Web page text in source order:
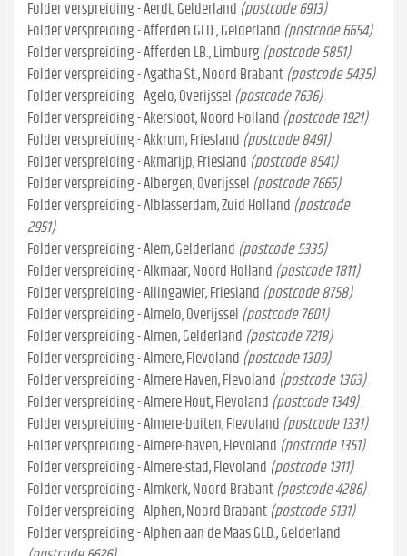
Folder verspreiding - Aerdt, Gelderland (postcode 6913)
Folder verspreiding - Afferden GLD., Gelderland (postcode 6654)
Folder verspreiding - Afferden LB., Limburg (postcode 5851)
Folder verspreiding - Agatha St., Noord Brabant (postcode 5435)
Folder verspreiding - Agelo, Overijssel (postcode 7636)
Folder verspreiding - Akersloot, Noord Holland (postcode 1921)
Folder verspreiding - Akkrum, Friesland (postcode 8491)
Folder verspreiding - Akmarijp, Friesland (postcode 8541)
Folder verspreiding - Albergen, Overijssel (postcode 7665)
Folder verspreiding - Alblasserdam, Zuid Holland (postcode
2951)
Folder verspreiding - Alem, Gelderland (postcode 5335)
Folder verspreiding - Alkmaar, Noord Holland (postcode 1811)
Folder verspreiding - Allingawier, Friesland (postcode 8758)
Folder verspreiding - Almelo, Overijssel (postcode 7601)
Folder verspreiding - Almen, Gelderland (postcode 7218)
Folder verspreiding - Almere, Flevoland (postcode 1309)
Folder verspreiding - Almere Haven, Flevoland (postcode 1363)
Folder verspreiding - Almere Hout, Flevoland (postcode 1349)
Folder verspreiding - Almere-buiten, Flevoland (postcode 1331)
Folder verspreiding - Almere-haven, Flevoland (postcode 1351)
Folder verspreiding - Almere-stad, Flevoland (postcode 1311)
Folder verspreiding - Almkerk, Noord Brabant (postcode 4286)
Folder verspreiding - Alphen, Noord Brabant (postcode 5131)
Folder verspreiding - Alphen aan de Maas GLD., Gelderland